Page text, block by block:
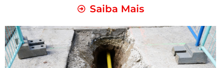
Saiba Mais